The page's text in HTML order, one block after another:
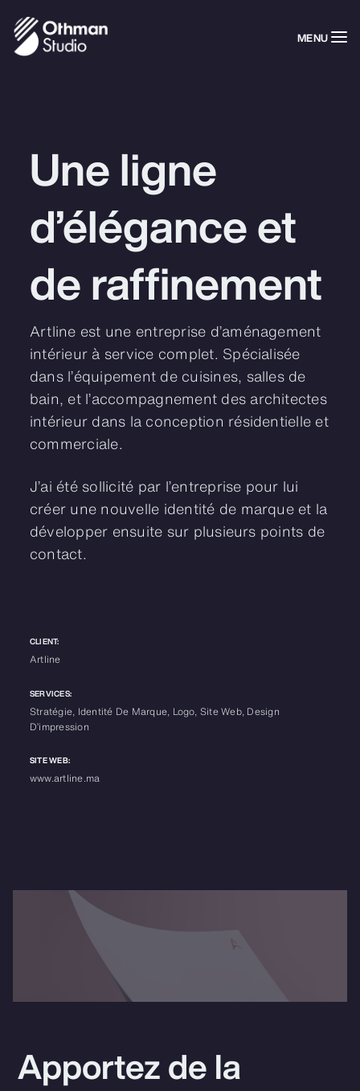
MENU
Une ligne
d’élégance et
de raffinement
Artline est une entreprise d’aménagement
intérieur à service complet. Spécialisée
dans l’équipement de cuisines, salles de
bain, et l’accompagnement des architectes
intérieur dans la conception résidentielle et
commerciale.
J’ai été sollicité par l’entreprise pour lui
créer une nouvelle identité de marque et la
développer ensuite sur plusieurs points de
contact.
CLIENT:
Artline
SERVICES:
Stratégie, Identité De Marque, Logo, Site Web, Design
D’impression
SITE WEB:
www.artline.ma
Apportez de la